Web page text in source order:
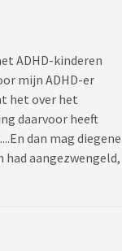
ADHD-kinderen
mijn ADHD-er
het over het
daarvoor heeft
dan mag diegene
had aangezwengeld,